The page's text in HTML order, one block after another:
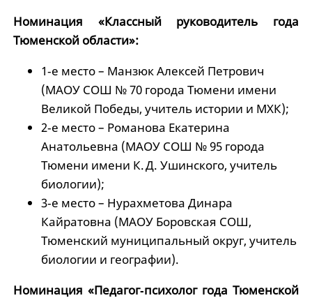
Номинация «Классный руководитель года
Тюменской области»:
1‑е место – Манзюк Алексей Петрович
(МАОУ СОШ № 70 города Тюмени имени
Великой Победы, учитель истории и МХК);
2‑е место – Романова Екатерина
Анатольевна (МАОУ СОШ № 95 города
Тюмени имени К. Д. Ушинского, учитель
биологии);
3‑е место – Нурахметова Динара
Кайратовна (МАОУ Боровская СОШ,
Тюменский муниципальный округ, учитель
биологии и географии).
Номинация «Педагог‑психолог года Тюменской